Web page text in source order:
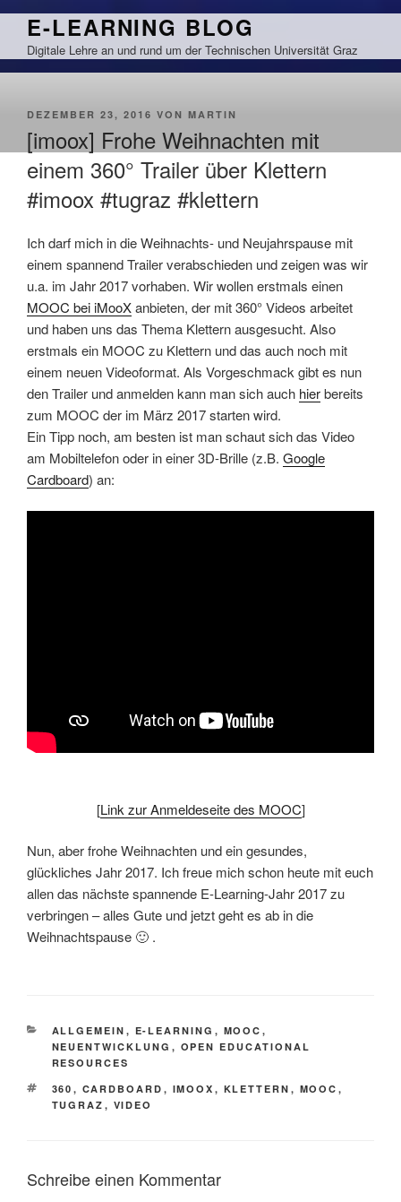
Zum
springen
E-LEARNING BLOG
Digitale Lehre an und rund um der Technischen Universität Graz
VERÖFFENTLICHT
DEZEMBER 23, 2016 VON MARTIN
[imoox] Frohe Weihnachten mit
einem 360° Trailer über Klettern
#imoox #tugraz #klettern
Ich darf mich in die Weihnachts- und Neujahrspause mit
einem spannend Trailer verabschieden und zeigen was wir
u.a. im Jahr 2017 vorhaben. Wir wollen erstmals einen
MOOC bei iMooXanbieten, der mit 360° Videos arbeitet
und haben uns das Thema Klettern ausgesucht. Also
erstmals ein MOOC zu Klettern und das auch noch mit
einem neuen Videoformat. Als Vorgeschmack gibt es nun
den Trailer und anmelden kann man sich auch hierbereits
zum MOOC der im März 2017 starten wird.
Ein Tipp noch, am besten ist man schaut sich das Video
am Mobiltelefon oder in einer 3D-Brille (z.B. Google
Cardboard) an:
[Link zur Anmeldeseite des MOOC]
Nun, aber frohe Weihnachten und ein gesundes,
glückliches Jahr 2017. Ich freue mich schon heute mit euch
allen das nächste spannende E-Learning-Jahr 2017 zu
verbringen – alles Gute und jetzt geht es ab in die
Weihnachtspause 🙂 .
KATEGORIEN
ALLGEMEIN , E-LEARNING , MOOC ,
NEUENTWICKLUNG , OPEN EDUCATIONAL
RESOURCES
SCHLAGWÖRTER
360 , CARDBOARD , IMOOX , KLETTERN , MOOC ,
TUGRAZ , VIDEO
Schreibe einen Kommentar